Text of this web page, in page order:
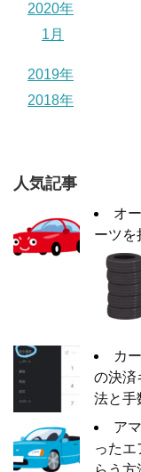
2020年
1月
2019年
2018年
人気記事
オ
ーツを
カ
の決済
法と手
ア
ったエ